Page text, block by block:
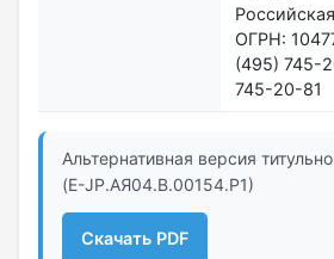
ОГРН:
(495) 745-
745-20-81
Альтернативная версия
(Е-JP.АЯ04.В.00154.Р1)
Скачать PDF